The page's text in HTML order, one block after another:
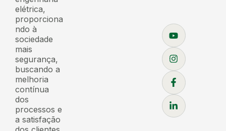
elétrica,
proporciona
ndo à
sociedade
mais
segurança,
buscando a
melhoria
contínua
dos
processos e
a satisfação